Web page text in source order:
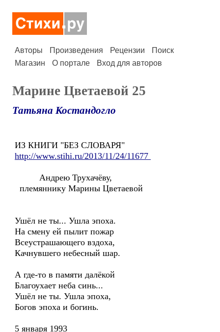
Авторы Произведения Рецензии
Поиск
Магазин
О портале Вход для авторов
Марине Цветаевой 25
Татьяна Костандогло
ИЗ КНИГИ "БЕЗ СЛОВАРЯ"
http://www.stihi.ru/2013/11/24/11677
Андрею Трухачёву,
племяннику Марины Цветаевой
Ушёл не ты... Ушла эпоха.
На смену ей пылит пожар
Всеустрашающего вздоха,
Качнувшего небесный шар.
А где-то в памяти далёкой
Благоухает неба синь...
Ушёл не ты. Ушла эпоха,
Богов эпоха и богинь.
5 января 1993